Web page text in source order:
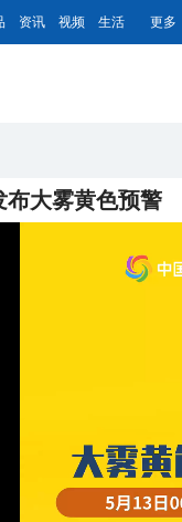
资讯 视频 生活 更多
布大雾黄色预警